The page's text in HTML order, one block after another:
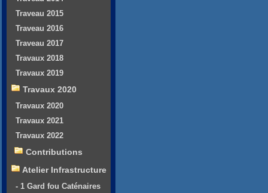
Traveau 2015
Traveau 2016
Traveau 2017
Travaux 2018
Travaux 2019
Travaux 2020
Travaux 2020
Travaux 2021
Travaux 2022
Contributions
Atelier Infrastructure
- 1 Gard fou Caténaires